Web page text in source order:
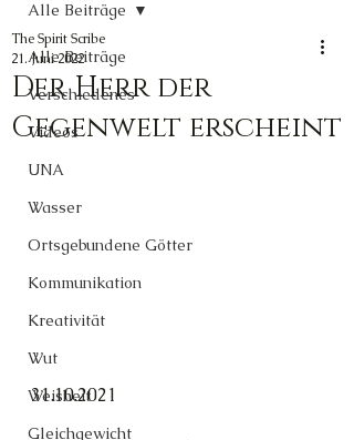
Alle Beiträge
Verschiedenes
Videos
UNA
Wasser
Ortsgebundene Götter
Kommunikation
Kreativität
Wut
Weisheit
Gleichgewicht
Alle Beiträge
Der Herr der
Gegenwelt erscheint
The Spirit Scribe
21. Juni 2022
31.10.2021